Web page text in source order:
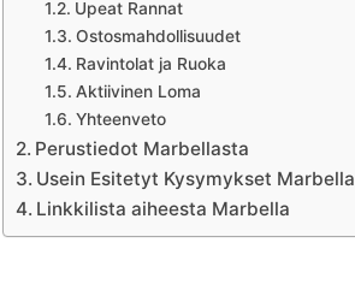
Upeat Rannat
Ostosmahdollisuudet
Ravintolat ja Ruoka
Aktiivinen Loma
Yhteenveto
Perustiedot Marbellasta
Usein Esitetyt Kysymykset Marbella
Linkkilista aiheesta Marbella